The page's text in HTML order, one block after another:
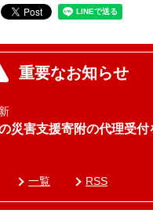
重要なお知らせ
災害支援寄附の代理受付
一覧 RSS